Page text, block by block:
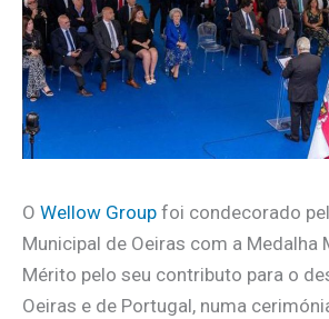
O Wellow Group foi condecorado
Municipal de Oeiras com a Medalha
Mérito pelo seu contributo para o
Oeiras e de Portugal, numa